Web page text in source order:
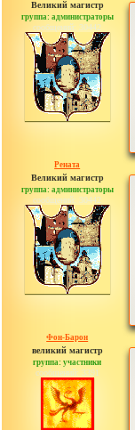
Великий магистр
группа: администраторы
сообщений: 30442
Рената
Великий магистр
группа: администраторы
сообщений: 30442
Фон-Барон
великий магистр
группа: участники
сообщений: 3391